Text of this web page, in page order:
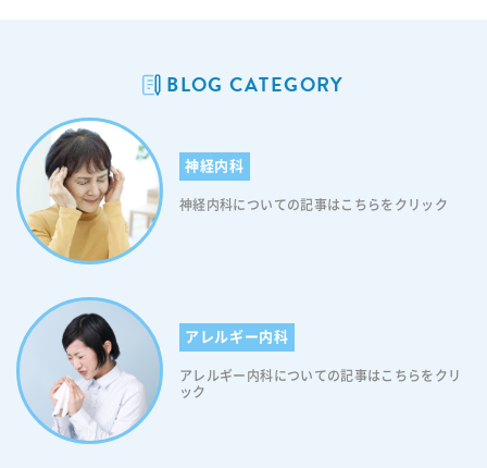
ましたら、お気軽にご相談ください。 当日の順番予約はこちらから
つながりにくい状態となっております。誠に申し訳ございませんが、あ
らかじめご理解ご了承のほどお願い致します） ※千葉県発熱相談コー
ルセンター （電話番号：0570-200-139） 対応時間：24時間（土曜
日、日曜日、祝日を含む）
目がごろごろするといった症状も伴います。尚、目の痒みは、掻けば掻
くほど痒くなり、視力に影響を及ぼす場合や粘膜を傷つけてしまう可能
性があるので、症状が出たら早めに受診するようにしてください。アレ
ルギー性結膜炎の症状についてもっと詳しく知りたい方は、アレルギー
疾患について解説しているサイトをご覧ください。 【アレルギー疾
患5】食物アレルギー 5つ目に紹介するアレルギー疾患は『食物アレル
ルギーの原因となる物質であるアレルゲンは、主に食べ物に含まれるタ
ンパク質で、加齢に伴って食物アレルギーの原因が変わっていくという
特徴があります。 ＜食物アレルギーの症状＞ このアレルギー疾患の
症状は皮膚や、呼吸器、消化器など身体の様々な臓器にあらわれます。
割合としては、およそ90％が皮膚症状。30％が呼吸器症状や粘膜症状と
いった感じですね。尚、皮膚症状の場合は「かゆみ」「じんましん」
康保険証 お薬手帳（お持ちの方はご持参ください） 紹介状（お持ちの
方はご持参ください） 当クリニックでは、予約不要で、当日受診いただ
けます。 ２回目からは、アイチケット広場にて、当日の「診察の順番」
をお取りいただけますので、ぜひご利用ください。 問診票の記入と診察
初診では、現在の症状や、治療中の疾患の有無、これまでの病歴、薬の
アレルギーなどの問診票に記入していただきます。 ご不安な点、症状に
ついて困っていることなど、問診票に記入しきれなかったことがあれ
ば、直接お伝えください。 検査による診断 問診の後、必要に応じて検
は、血液（特異的IgE抗体）検査と皮膚（プリック）テストがありま
す。 血液（特異的IgE抗体）検査 検査内容： 血液からアレルギー反応を
引き起こす物質がないかを調べる検査です。 中でも特異的IgE抗体検査
では、何が原因でアレルギー反応が起きるかを個別に調べる検査です。
検査をお勧めするかた： 何かに触れたり特定の場所にいるときに目が痒
くなる、くしゃみや鼻水が出る、肌荒れや皮膚が痒くなるかた 検査時
間： およそ10分ほど 検査によってわかる病気： 花粉症 ダニやハウスダ
対応いたします。 軽い症状であっても、重大な病気の前兆の場合もあり
科の診察を受けることをおすすめします。 アレルギー性鼻炎 蕁麻疹 花
粉症 肩こり 食欲不振・減退 胸焼け 吐き気 嘔吐 嘔気 立ちくらみ 体重減
少 だるい 疲れ・疲労 動悸 むくみ 胸痛 発熱 風邪 このような症状はあり
ませんか？ 都賀駅徒歩１分、都賀Ｍ３ビル１階にある、当クリニックへ
お越しください。 こちらのサイトでも、千葉市若葉区都賀にある呼吸器
内科の診察ができるクリニックを探すことができますよ。 厚生労働省で
は平成30年度に「上手な医療のかかり方を広めるための懇談会」を開催
をまもる」国民プロジェクト宣言！が為されました。 「上手な医療のか
かり方」プロジェクトとは この度、病院・診療所にかかるすべての国民
の皆さまと、国民の健康をまもるために、日夜力を尽くす医師・医療従
事者のために、「上手な医療のかかり方」プロジェクトを開始しまし
た。 医療の危機と現場の状況は深刻で、「いのちをまもること」「医療
をまもること」は日本にとっても、私たちの身近にとっても喫緊の課題
と、またたんなどによる気道の閉塞そのもの、とから、肺炎などへの進
行へつながりやすく、また階段や坂道をのぼるといった、ちょっとした
日常生活での運動でも息切れが出てきます。重症の場合には、携帯用酸
素ボンベなどを用いて、酸素を補充する必要があります。 引用：厚生労
働省 このような咳の症状があれば、呼吸器内科で、医師による診察が必
要です。 しかしながら、患者さまにとっては、 ・どのような症状の場
合に、呼吸器内科の診察をうけたらよいのか ・一時的な風邪による咳
と、呼吸器疾患の咳とではどのような違いがあるのか ・呼吸器内科での
思います。 都賀駅近くにあります当クリニックでは、呼吸器内科の診
察・診療を行っています。 呼吸器内科を中心に、一般内科全般に幅広く
対応しています。 患者さま一人ひとりに合った、最も適切と思われる医
療を目指し、それを分かりやすく説明し、安心してご納得いただける医
療を心がけております。 ご納得いくまでお気軽にご相談ください。 他
院や他科で疑問に思ったことも、お気軽に、ご質問ください。 こちらの
サイトは、身体の症状・悩みに合わせ、千葉市若葉区都賀のクリニッ
受けて、健康診査を行っています。 千葉市特定健康診査の受診率 都賀
被保険者 ・基本項目（全ての方に実施） 問診票（服薬歴、喫煙歴な
ど） 身体測定（身長、体重、腹囲、BMI) 血圧測定 理学的検査(診察）
尿検査(糖、タンパク、尿潜血） 血液検査 1.脂質検査（中性脂肪、HD
L・LDLコレステロール） 2.血糖検査（空腹時血糖、ヘモグロビンA1c）
3.肝機能検査（AST、ALT、γ-GT） 4.腎機能検査他（クレアチニン、尿
酸） ・詳細項目（前年度または今年度の健診結果から、医師が必要と認
めたかたに実施） 1.貧血検査 2.心電図検査 3.眼底検査 ・自己負担額 ５
防について(千葉県国民健康保険団体連合会) 都賀の健康診断 ・対象者
７５歳以上の後期高齢者医療制度の被保険者 （一定の障害があると認定
された６５歳以上のかたを含みます） ・基本項目（全ての方に実施）
問診票（服薬歴、喫煙歴など） 身体測定（身長、体重、BMI) 血圧測定
理学的検査(診察） 尿検査(糖、タンパク、尿潜血） 血液検査 1.脂質検査
（中性脂肪、HDL・LDLコレステロール） 2.血糖検査（空腹時血糖、ヘ
モグロビンA1c） 3.肝機能検査（AST、ALT、γ-GT） 4.腎機能検査他
BLOG CATEGORY
神経内科
神経内科についての記事はこちらをクリック
アレルギー内科
アレルギー内科についての記事はこちらをクリ
ック